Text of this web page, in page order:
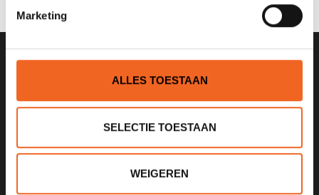
Marketing
ALLES TOESTAAN
SELECTIE TOESTAAN
WEIGEREN
SCHRIJF JE IN VOOR ONZE